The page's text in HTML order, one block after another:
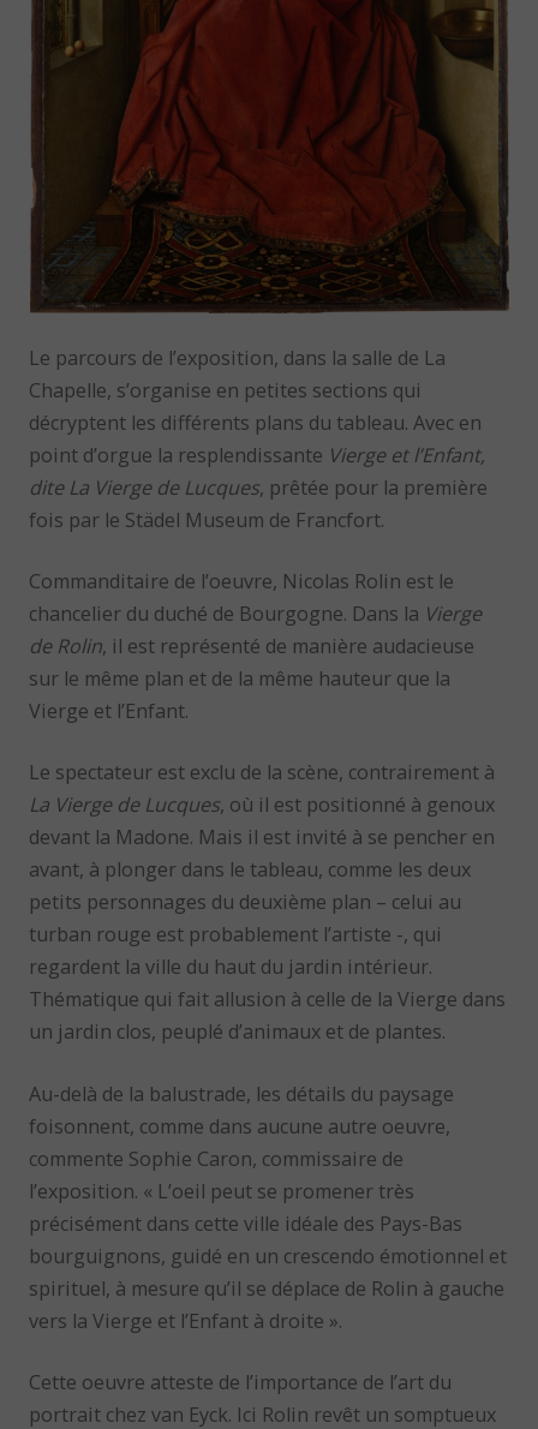
Le parcours de l’exposition, dans la salle de La
Chapelle, s’organise en petites sections qui
décryptent les différents plans du tableau. Avec en
point d’orgue la resplendissante Vierge et l’Enfant,
dite La Vierge de Lucques, prêtée pour la première
fois par le Städel Museum de Francfort.
Commanditaire de l’oeuvre, Nicolas Rolin est le
chancelier du duché de Bourgogne. Dans la Vierge
de Rolin, il est représenté de manière audacieuse
sur le même plan et de la même hauteur que la
Vierge et l’Enfant.
Le spectateur est exclu de la scène, contrairement à
La Vierge de Lucques, où il est positionné à genoux
devant la Madone. Mais il est invité à se pencher en
avant, à plonger dans le tableau, comme les deux
petits personnages du deuxième plan – celui au
turban rouge est probablement l’artiste -, qui
regardent la ville du haut du jardin intérieur.
Thématique qui fait allusion à celle de la Vierge dans
un jardin clos, peuplé d’animaux et de plantes.
Au-delà de la balustrade, les détails du paysage
foisonnent, comme dans aucune autre oeuvre,
commente Sophie Caron, commissaire de
l’exposition. « L’oeil peut se promener très
précisément dans cette ville idéale des Pays-Bas
bourguignons, guidé en un crescendo émotionnel et
spirituel, à mesure qu’il se déplace de Rolin à gauche
vers la Vierge et l’Enfant à droite ».
Cette oeuvre atteste de l’importance de l’art du
portrait chez van Eyck. Ici Rolin revêt un somptueux